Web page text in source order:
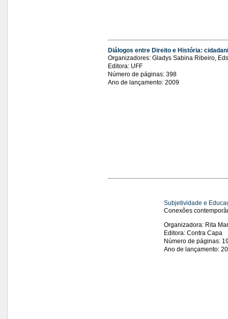
Diálogos entre Direito e História:
Organizadores: Gladys Sabina Ribeiro,
Editora: UFF
Número de páginas: 398
Ano de lançamento: 2009
Subjetividade e
Conexões
Organizadora: Rita
Editora: Contra Capa
Número de páginas:
Ano de lançamento: